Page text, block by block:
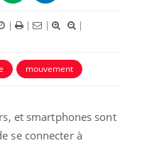
| | |
|
mouvement
et smartphones sont
se connecter à